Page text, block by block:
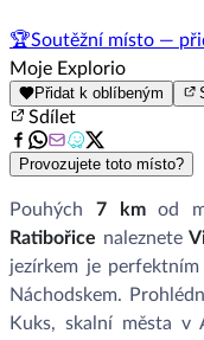
🏆Soutěžní místo —
Moje Explorio
Přidat k oblíbeným
Sdílet
Provozujete toto místo?
Pouhých 7 kmod
Ratibořice naleznete
jezírkem je
Náchodskem.
Kuks, skalní města v